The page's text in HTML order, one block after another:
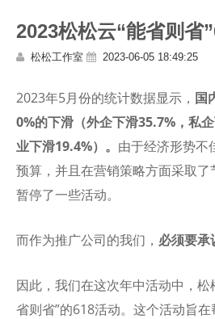
2023松松云“能省则省
松松工作室 2023-06-05 18:49:25
2023年5月份的统计数据显示， 国
0%的下滑（外企下滑35.7%，私
业下滑19.4%）。 由于经济形势不
预算，并且在营销策略方面采取
暂停了一些活动。
而作为推广公司的我们， 必须要承
因此，我们在这次年中活动中，
省则省”的618活动。这个活动旨